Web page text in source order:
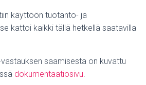
käyttöön tuotanto- ja
kattoi kaikki tällä hetkellä saatavilla
saamisesta on kuvattu
dokumentaatiosivu.